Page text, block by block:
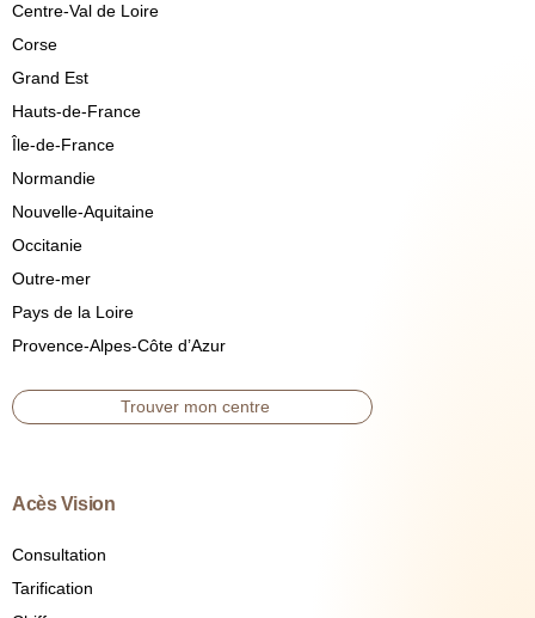
Centre-Val de Loire
Corse
Grand Est
Hauts-de-France
Île-de-France
Normandie
Nouvelle-Aquitaine
Occitanie
Outre-mer
Pays de la Loire
Provence-Alpes-Côte d’Azur
Trouver mon centre
Acès Vision
Consultation
Tarification